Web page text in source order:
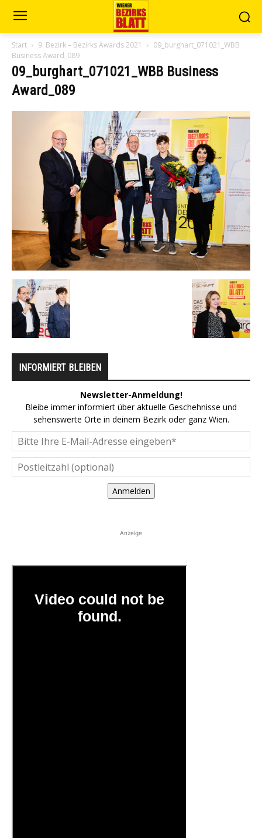
Start 9. Bezirk – Bezirks Awards 2021
09_burghart_071021_WBB
Business Award_089
09_burghart_071021_WBB Business
Award_089
INFORMIERT BLEIBEN
Newsletter-Anmeldung!
Bleibe immer informiert über aktuelle Geschehnisse und
sehenswerte Orte in deinem Bezirk oder ganz Wien.
Anmelden
Anzeige